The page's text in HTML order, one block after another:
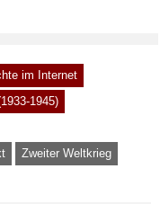
im Internet
1945)
Zweiter Weltkrieg